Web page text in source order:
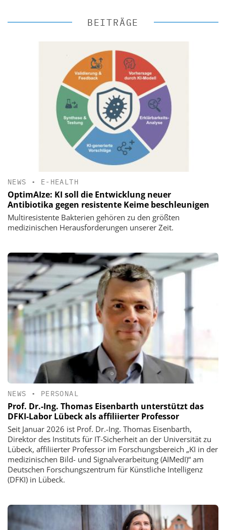
BEITRÄGE
NEWS • E-HEALTH
OptimAIze: KI soll die Entwicklung neuer
Antibiotika gegen resistente Keime beschleunigen
Multiresistente Bakterien gehören zu den größten
medizinischen Herausforderungen unserer Zeit.
NEWS • PERSONAL
Prof. Dr.-Ing. Thomas Eisenbarth unterstützt das
DFKI-Labor Lübeck als affiliierter Professor
Seit Januar 2026 ist Prof. Dr.-Ing. Thomas Eisenbarth,
Direktor des Instituts für IT-Sicherheit an der Universität zu
Lübeck, affiliierter Professor im Forschungsbereich „KI in der
medizinischen Bild- und Signalverarbeitung (AIMedI)“ am
Deutschen Forschungszentrum für Künstliche Intelligenz
(DFKI) in Lübeck.